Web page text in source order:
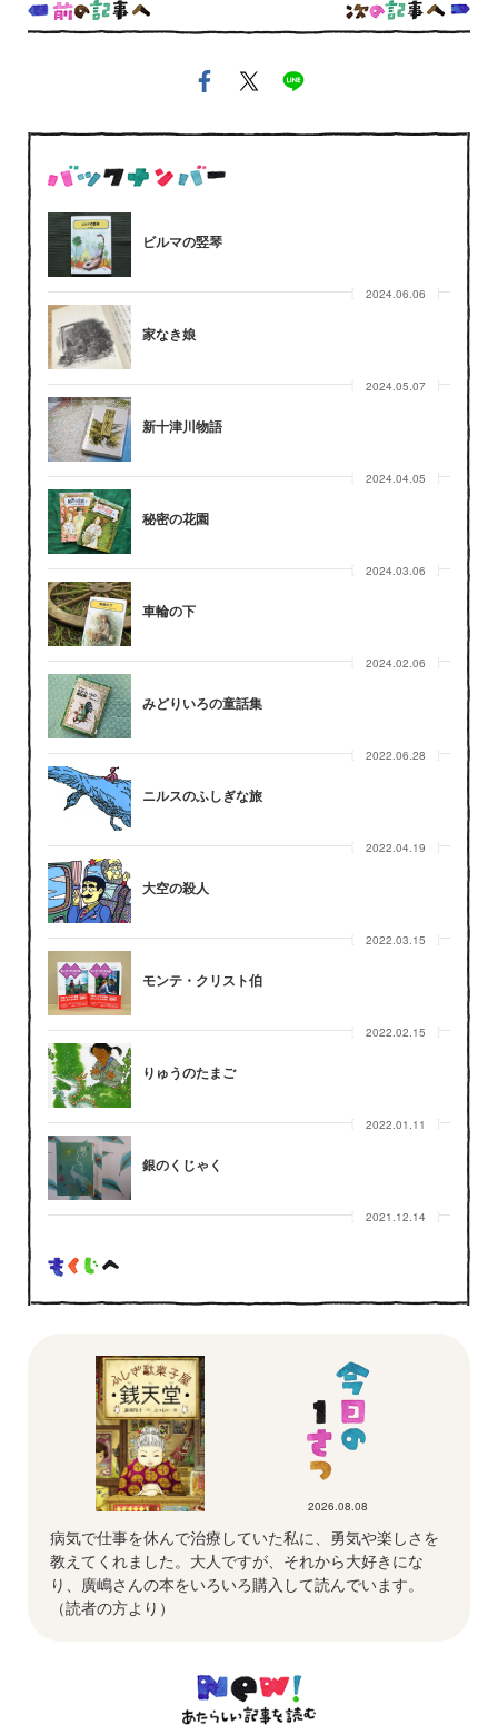
ビルマの竪琴
2024.06.06
家なき娘
2024.05.07
新十津川物語
2024.04.05
秘密の花園
2024.03.06
車輪の下
2024.02.06
みどりいろの童話集
2022.06.28
ニルスのふしぎな旅
2022.04.19
大空の殺人
2022.03.15
モンテ・クリスト伯
2022.02.15
りゅうのたまご
2022.01.11
銀のくじゃく
2021.12.14
2026.08.08
病気で仕事を休んで治療していた私に、勇気や楽しさを
教えてくれました。大人ですが、それから大好きにな
り、廣嶋さんの本をいろいろ購入して読んでいます。
（読者の方より）